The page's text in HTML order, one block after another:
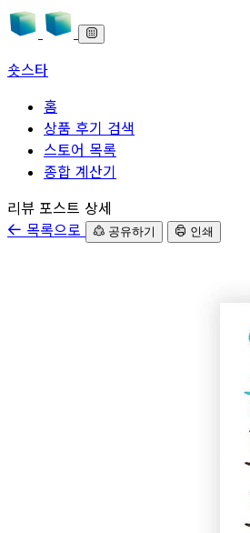
숏스타
홈
상품 후기 검색
스토어 목록
종합 계산기
본문으로 바로가기
리뷰 포스트 상세
목록으로
공유하기 인쇄